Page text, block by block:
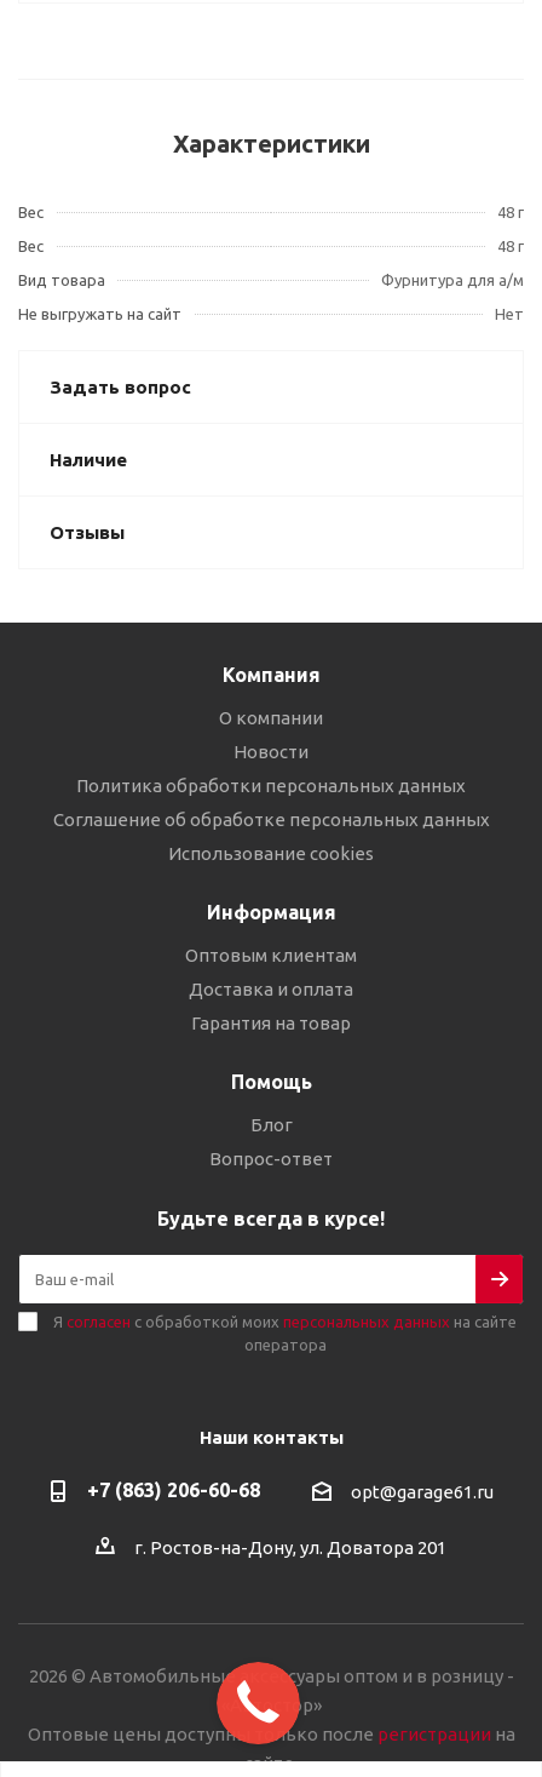
Характеристики
Вес
48 г
Вес
48 г
Вид товара
Фурнитура для а/м
Не выгружать на сайт
Нет
Задать вопрос
Наличие
Отзывы
Компания
О компании
Новости
Политика обработки персональных данных
Соглашение об обработке персональных данных
Использование cookies
Информация
Оптовым клиентам
Доставка и оплата
Гарантия на товар
Помощь
Блог
Вопрос-ответ
Будьте всегда в курсе!
Я согласен с обработкой моих персональных данных на сайте
оператора
Наши контакты
+7 (863) 206-60-68 opt@garage61.ru
г. Ростов-на-Дону, ул. Доватора 201
2026 © Автомобильные аксессуары оптом и в розницу -
«Автостор»
Оптовые цены доступны только после регистрации на
сайте.